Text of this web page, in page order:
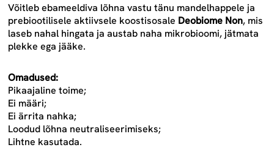
Võitleb ebameeldiva lõhna vastu tänu mandelhappele ja
prebiootilisele aktiivsele koostisosale Deobiome Non, mis
laseb nahal hingata ja austab naha mikrobioomi, jätmata
plekke ega jääke.
Omadused:
Pikaajaline toime;
Ei määri;
Ei ärrita nahka;
Loodud lõhna neutraliseerimiseks;
Lihtne kasutada.